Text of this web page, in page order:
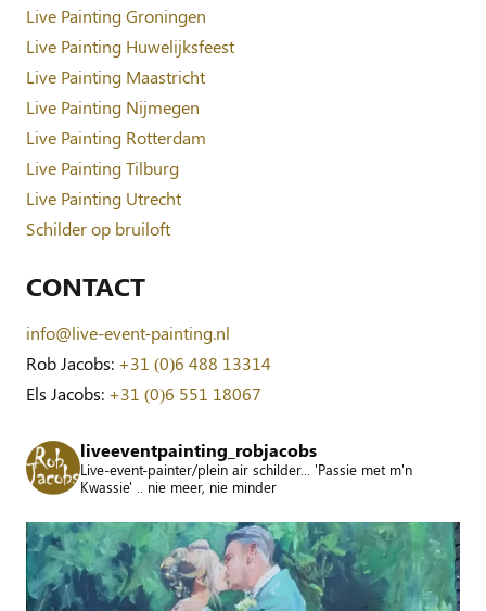
Live Painting Groningen
Live Painting Huwelijksfeest
Live Painting Maastricht
Live Painting Nijmegen
Live Painting Rotterdam
Live Painting Tilburg
Live Painting Utrecht
Schilder op bruiloft
CONTACT
info@live-event-painting.nl
Rob Jacobs: +31 (0)6 488 13314
Els Jacobs: +31 (0)6 551 18067
liveeventpainting_robjacobs
Live-event-painter/plein air schilder... 'Passie met m'n
Kwassie' .. nie meer, nie minder